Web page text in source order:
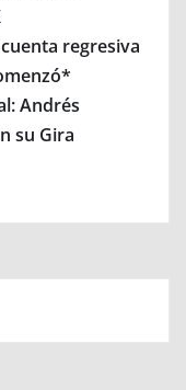
regresiva
Andrés
su Gira